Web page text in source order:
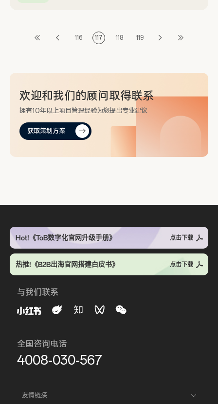
116 117 118 119
欢迎和我们的顾问 取得联系
拥有10年以上项目管理经验为您提出专业建议
获取策划方案
Hot!《ToB数字化官网升级手册》 点击下载
热推!《B2B出海官网搭建白皮书》 点击下载
与我们联系
全国咨询电话
4008-030-567
友情链接